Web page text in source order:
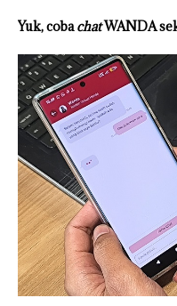
Yuk, cobachatWANDA